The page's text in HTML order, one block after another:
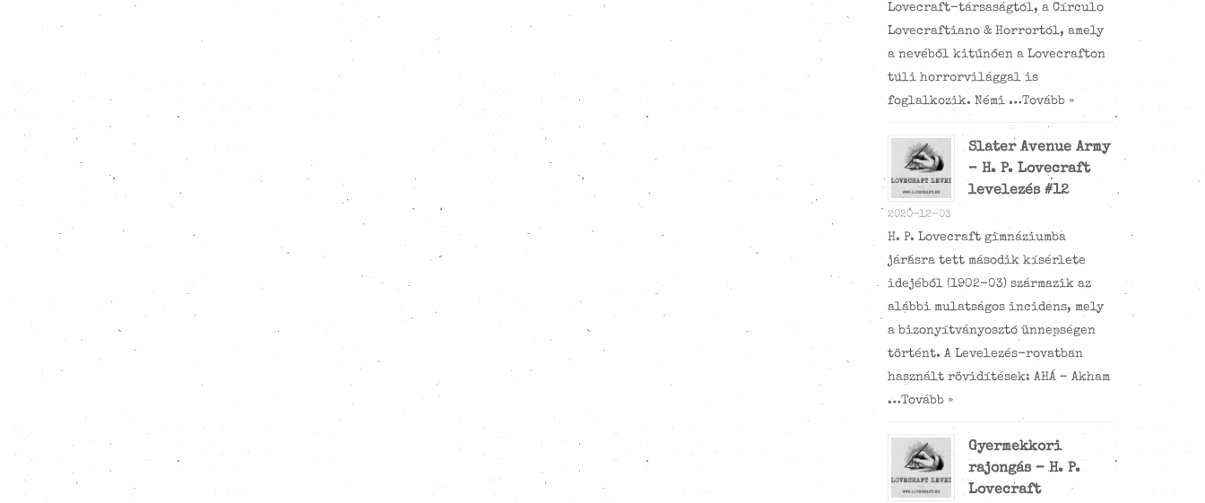
Lovecraft-társaságtól, a Círculo
Lovecraftiano & Horrortól, amely
a nevéből kitűnően a Lovecrafton
túli horrorvilággal is
foglalkozik. Némi …Tovább »
Slater Avenue Army
– H. P. Lovecraft
levelezés #12
2020-12-03
H. P. Lovecraft gimnáziumba
járásra tett második kísérlete
idejéből (1902-03) származik az
alábbi mulatságos incidens, mely
a bizonyítványosztó ünnepségen
történt. A Levelezés-rovatban
használt rövidítések: AHÁ – Akham
…Tovább »
Gyermekkori
rajongás – H. P.
Lovecraft